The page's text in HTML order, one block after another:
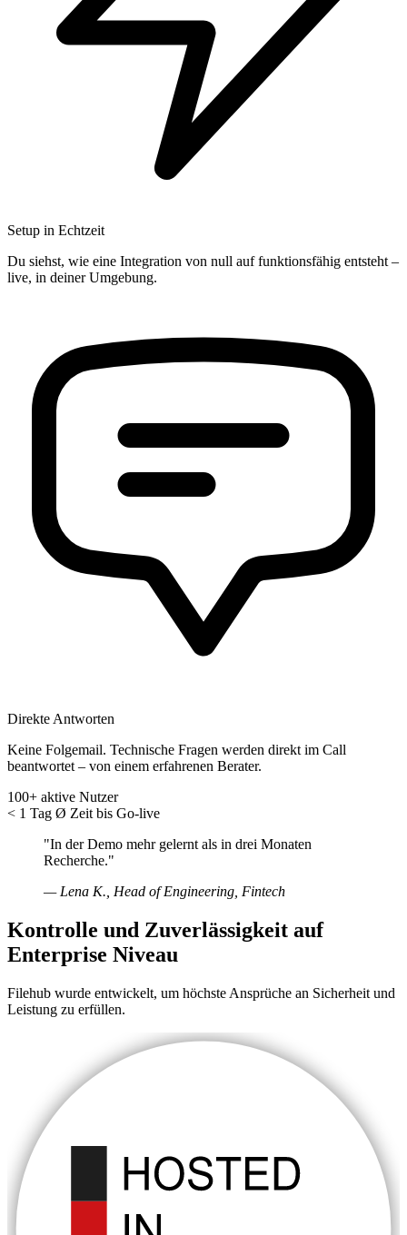
Setup in Echtzeit
Du siehst, wie eine Integration von null auf funktionsfähig entsteht –
live, in deiner Umgebung.
Direkte Antworten
Keine Folgemail. Technische Fragen werden direkt im Call
beantwortet – von einem erfahrenen Berater.
100+ aktive Nutzer
< 1 Tag Ø Zeit bis Go-live
"In der Demo mehr gelernt als in drei Monaten
Recherche."
— Lena K., Head of Engineering, Fintech
Kontrolle und Zuverlässigkeit auf
Enterprise Niveau
Filehub wurde entwickelt, um höchste Ansprüche an Sicherheit und
Leistung zu erfüllen.